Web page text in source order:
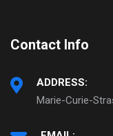
Contact Info
ADDRESS:
Marie-Curie-